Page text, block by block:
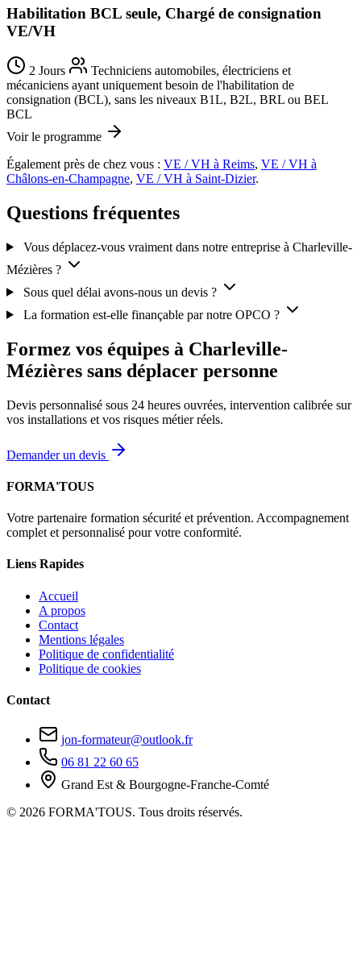
Habilitation BCL seule, Chargé de consignation
VE/VH
2 Jours
Techniciens automobiles, électriciens et
mécaniciens ayant uniquement besoin de l'habilitation de
consignation (BCL), sans les niveaux B1L, B2L, BRL ou BEL
BCL
Voir le programme
Également près de chez vous : VE / VH à Reims, VE / VH à
Châlons-en-Champagne, VE / VH à Saint-Dizier.
Questions fréquentes
Vous déplacez-vous vraiment dans notre entreprise à Charleville-
Mézières ?
Sous quel délai avons-nous un devis ?
La formation est-elle finançable par notre OPCO ?
Formez vos équipes à Charleville-
Mézières sans déplacer personne
Devis personnalisé sous 24 heures ouvrées, intervention calibrée sur
vos installations et vos risques métier réels.
Demander un devis
FORMA'TOUS
Votre partenaire formation sécurité et prévention. Accompagnement
complet et personnalisé pour votre conformité.
Liens Rapides
Accueil
A propos
Contact
Mentions légales
Politique de confidentialité
Politique de cookies
Contact
jon-formateur@outlook.fr
06 81 22 60 65
Grand Est & Bourgogne-Franche-Comté
© 2026 FORMA'TOUS. Tous droits réservés.